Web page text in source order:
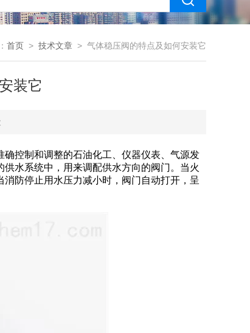
首页 > 技术文章 > 气体稳压阀的特点及如何安装它
装它
控制和调整的石油化工、仪器仪表、气源发
水系统中，用来调配供水方向的阀门。当火
防停止用水压力减小时，阀门自动打开，呈